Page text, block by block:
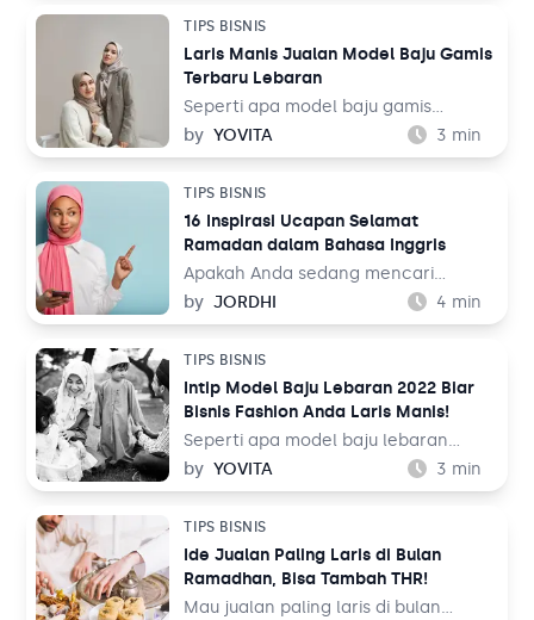
Tambahan
Kategori Blog
akan dijual, memilih vendor, dan
terakhir yang mungkin jadi
tantangan terbesar adalah cara
mempromosikan produk.
TIPS BISNIS
Laris Manis Jualan Model Baju Gamis
Terbaru Lebaran
Seperti apa model baju gamis
terbaru Lebaran? Baju gamis adalah
sejenis baju kurung terusan. Di
satu busana Lebaran yang banyak
digunakan oleh kaum perempuan.
Sebab, pakaian tersebut memiliki
potongan yang sederhana dan tidak
menonjolkan lekuk tubuh. Selain itu,
gamis juga relatif mudah untuk mix
tambahan dan tentunya dengan
hijab.
by YOVITA 3 min
TIPS BISNIS
16 Inspirasi Ucapan Selamat
Ramadan dalam Bahasa Inggris
Apakah Anda sedang mencari
inspirasi ucapan selamat Ramadan
dalam bahasa Inggris? Selain
Ramadan juga jadi waktu yang tepat
untuk saling mengucap salam. Baik
itu ucapan maaf, doa, maupun
mengungkapkan rasa bahagia.
by JORDHI 4 min
TIPS BISNIS
Intip Model Baju Lebaran 2022 Biar
Bisnis Fashion Anda Laris Manis!
Seperti apa model baju lebaran
2022? Perayaan Idulfitri atau Lebaran
di Indonesia selalu identik dengan
sebagai lambang kesucian jiwa
setelah menjalankan ibadah di bulan
Ramadan.
by YOVITA 3 min
TIPS BISNIS
Ide Jualan Paling Laris di Bulan
Ramadhan, Bisa Tambah THR!
Mau jualan paling laris di bulan